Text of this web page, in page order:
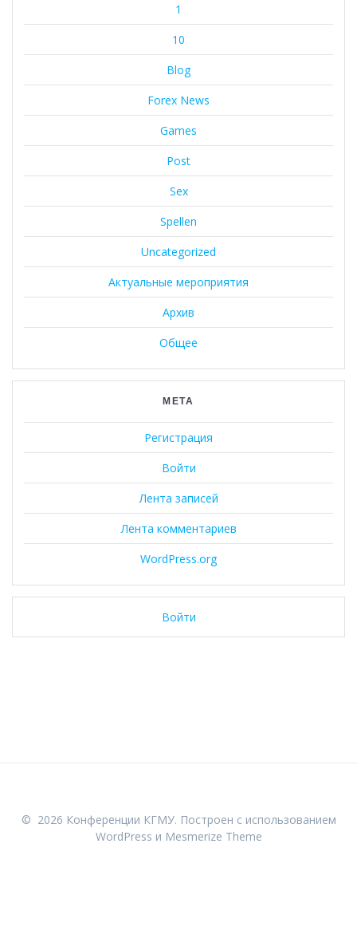
1
10
Blog
Forex News
Games
Post
Sex
Spellen
Uncategorized
Актуальные мероприятия
Архив
Общее
МЕТА
Регистрация
Войти
Лента записей
Лента комментариев
WordPress.org
Войти
© 2026 Конференции КГМУ. Построен с использованием
WordPress и Mesmerize Theme